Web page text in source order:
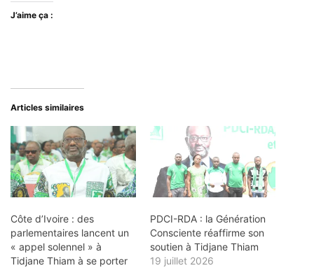
J’aime ça :
Articles similaires
Côte d’Ivoire : des
parlementaires lancent un
« appel solennel » à
Tidjane Thiam à se porter
PDCI-RDA : la Génération
Consciente réaffirme son
soutien à Tidjane Thiam
19 juillet 2026